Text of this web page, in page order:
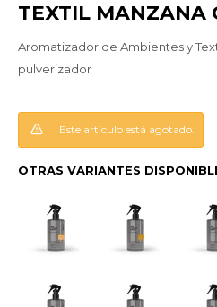
TEXTIL MANZANA
Aromatizador de Ambientes y
pulverizador
Este artículo está agotado.
OTRAS VARIANTES